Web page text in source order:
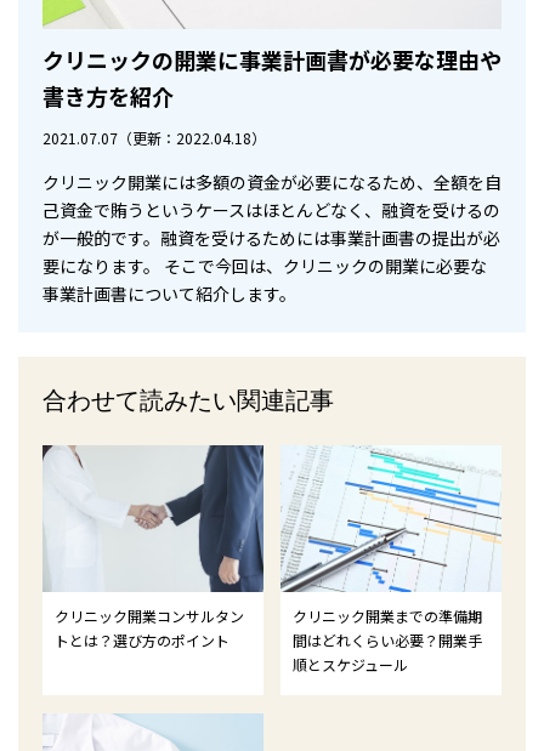
クリニックの開業に事業計画書が必要な理由や
書き方を紹介
2021.07.07 （更新：2022.04.18）
クリニック開業には多額の資金が必要になるため、全額を自
己資金で賄うというケースはほとんどなく、融資を受けるの
が一般的です。融資を受けるためには事業計画書の提出が必
要になります。 そこで今回は、クリニックの開業に必要な
事業計画書について紹介します。
合わせて読みたい関連記事
クリニック開業コンサルタン
トとは？選び方のポイント
クリニック開業までの準備期
間はどれくらい必要？開業手
順とスケジュール